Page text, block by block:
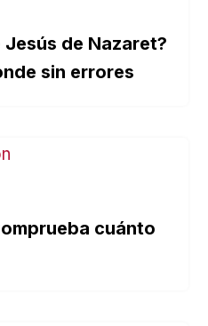
de Nazaret?
sin errores
cuánto